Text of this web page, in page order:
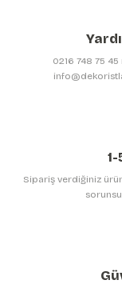
Ürün bilgilerinde
0216 748 75
Sipariş verdiğiniz